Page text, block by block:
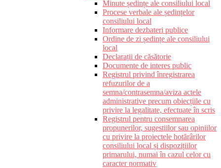
Minute ședințe ale consiliului local
Procese verbale ale ședințelor
consiliului local
Informare dezbateri publice
Ordine de zi ședințe ale consiliului
local
Declarații de căsătorie
Documente de interes public
Registrul privind înregistrarea
refuzurilor de a
semna/contrasemna/aviza actele
administrative precum obiecțiile cu
privire la legalitate, efectuate în scris
Registrul pentru consemnarea
propunerilor, sugestiilor sau opiniilor
cu privire la proiectele hotărârilor
consiliului local și dispozițiilor
primarului, numai în cazul celor cu
caracter normativ